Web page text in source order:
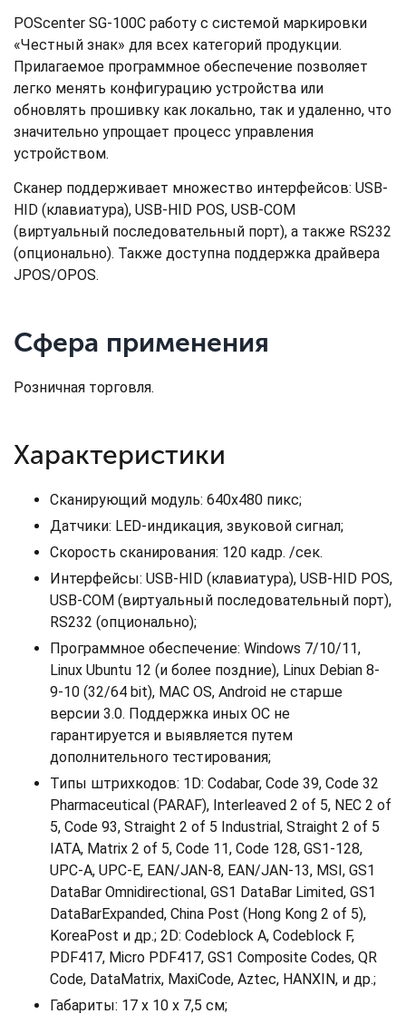
POScenter SG-100C работу с системой маркировки
«Честный знак» для всех категорий продукции.
Прилагаемое программное обеспечение позволяет
легко менять конфигурацию устройства или
обновлять прошивку как локально, так и удаленно, что
значительно упрощает процесс управления
устройством.
Сканер поддерживает множество интерфейсов: USB-
HID (клавиатура), USB-HID POS, USB-COM
(виртуальный последовательный порт), а также RS232
(опционально). Также доступна поддержка драйвера
JPOS/OPOS.
Сфера применения
Розничная торговля.
Характеристики
Сканирующий модуль: 640х480 пикс;
Датчики: LED-индикация, звуковой сигнал;
Скорость сканирования: 120 кадр. /сек.
Интерфейсы: USB-HID (клавиатура), USB-HID POS,
USB-COM (виртуальный последовательный порт),
RS232 (опционально);
Программное обеспечение: Windows 7/10/11,
Linux Ubuntu 12 (и более поздние), Linux Debian 8-
9-10 (32/64 bit), MAC OS, Android не старше
версии 3.0. Поддержка иных ОС не
гарантируется и выявляется путем
дополнительного тестирования;
Типы штрихкодов: 1D: Codabar, Code 39, Code 32
Pharmaceutical (PARAF), Interleaved 2 of 5, NEC 2 of
5, Code 93, Straight 2 of 5 Industrial, Straight 2 of 5
IATA, Matrix 2 of 5, Code 11, Code 128, GS1-128,
UPC-A, UPC-E, EAN/JAN-8, EAN/JAN-13, MSI, GS1
DataBar Omnidirectional, GS1 DataBar Limited, GS1
DataBarExpanded, China Post (Hong Kong 2 of 5),
KoreaPost и др.; 2D: Codeblock A, Codeblock F,
PDF417, Micro PDF417, GS1 Composite Codes, QR
Code, DataMatrix, MaxiCode, Aztec, HANXIN, и др.;
Габариты: 17 х 10 х 7,5 см;